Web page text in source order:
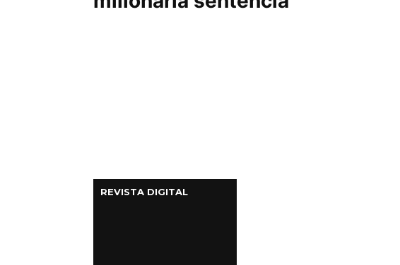
REVISTA DIGITAL